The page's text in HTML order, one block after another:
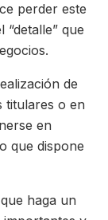
perder este
que
de
titulares o en
en
que dispone
haga un